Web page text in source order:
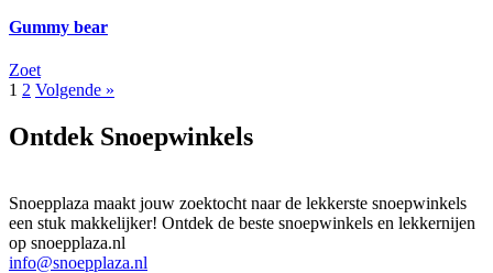
Gummy bear
Zoet
1 2 Volgende »
Ontdek Snoepwinkels
Snoepplaza maakt jouw zoektocht naar de lekkerste snoepwinkels
een stuk makkelijker! Ontdek de beste snoepwinkels en lekkernijen
op snoepplaza.nl
info@snoepplaza.nl